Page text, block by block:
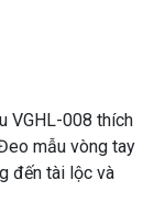
VGHL-008 thích
mẫu vòng tay
đến tài lộc và